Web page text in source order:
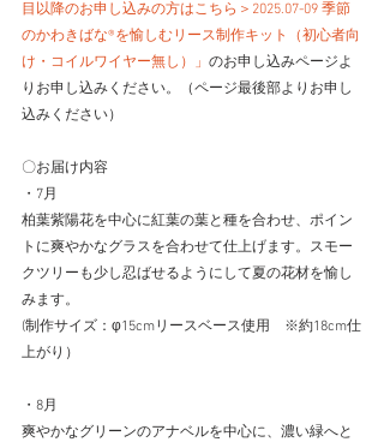
目以降のお申し込みの方はこちら＞2025.07-09 季節
のかわきばな®を愉しむリース制作キット（初心者向
け・コイルワイヤー無し）」 のお申し込みページよ
りお申し込みください。（ページ最後部よりお申し
込みください）
〇お届け内容
・7月
柏葉紫陽花を中心に紅葉の葉と種を合わせ、ポイン
トに爽やかなグラスを合わせて仕上げます。スモー
クツリーも少し忍ばせるようにして夏の花材を愉し
みます。
(制作サイズ：φ15cmリースベース使用　※約18cm仕
上がり）
・8月
爽やかなグリーンのアナベルを中心に、濃い緑へと